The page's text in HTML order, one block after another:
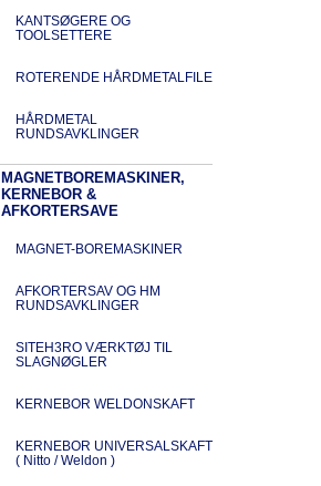
KANTSØGERE OG
TOOLSETTERE
ROTERENDE HÅRDMETALFILE
HÅRDMETAL
RUNDSAVKLINGER
MAGNETBOREMASKINER,
KERNEBOR &
AFKORTERSAVE
MAGNET-BOREMASKINER
AFKORTERSAV OG HM
RUNDSAVKLINGER
SITEH3RO VÆRKTØJ TIL
SLAGNØGLER
KERNEBOR WELDONSKAFT
KERNEBOR UNIVERSALSKAFT
( Nitto / Weldon )